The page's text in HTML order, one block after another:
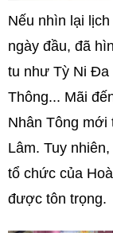
Nếu nhìn lại
ngày đầu, đã
tu như Tỳ Ni
Thông... Mãi
Nhân Tông mới
Lâm. Tuy
tổ chức của
được tôn trọng.